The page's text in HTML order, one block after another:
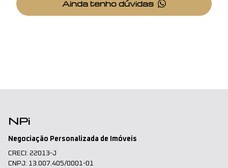
Ainda tenho dúvidas
NPi
Negociação Personalizada de Imóveis
CRECI: 22013-J
CNPJ: 13.007.405/0001-01